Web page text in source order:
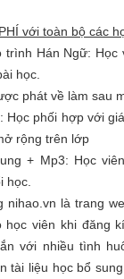
với toàn bộ các
trình Hán Ngữ:
học.
phát về làm sau
Học phối hợp với
rộng trên lớp
+ Mp3: Học
học.
nihao.vn là trang
học viên khi đăng
với nhiều tình
tài liệu học bổ